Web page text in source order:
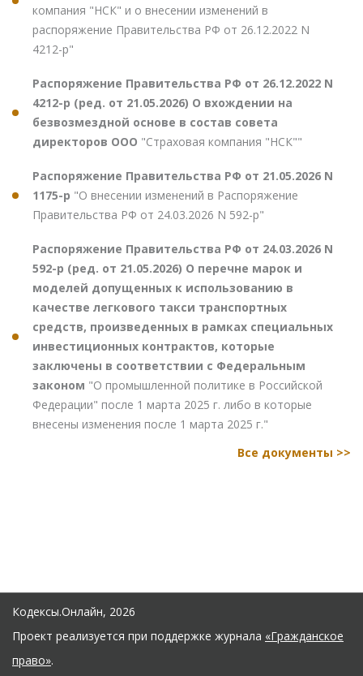
компания "НСК" и о внесении изменений в
распоряжение Правительства РФ от 26.12.2022 N
4212-р"
Распоряжение Правительства РФ от 26.12.2022 N
4212-р (ред. от 21.05.2026) О вхождении на
безвозмездной основе в состав совета
директоров ООО "Страховая компания "НСК""
Распоряжение Правительства РФ от 21.05.2026 N
1175-р "О внесении изменений в Распоряжение
Правительства РФ от 24.03.2026 N 592-р"
Распоряжение Правительства РФ от 24.03.2026 N
592-р (ред. от 21.05.2026) О перечне марок и
моделей допущенных к использованию в
качестве легкового такси транспортных
средств, произведенных в рамках специальных
инвестиционных контрактов, которые
заключены в соответствии с Федеральным
законом "О промышленной политике в Российской
Федерации" после 1 марта 2025 г. либо в которые
внесены изменения после 1 марта 2025 г."
Все документы >>
Кодексы.Онлайн, 2026
Проект реализуется при поддержке журнала «Гражданское
право».